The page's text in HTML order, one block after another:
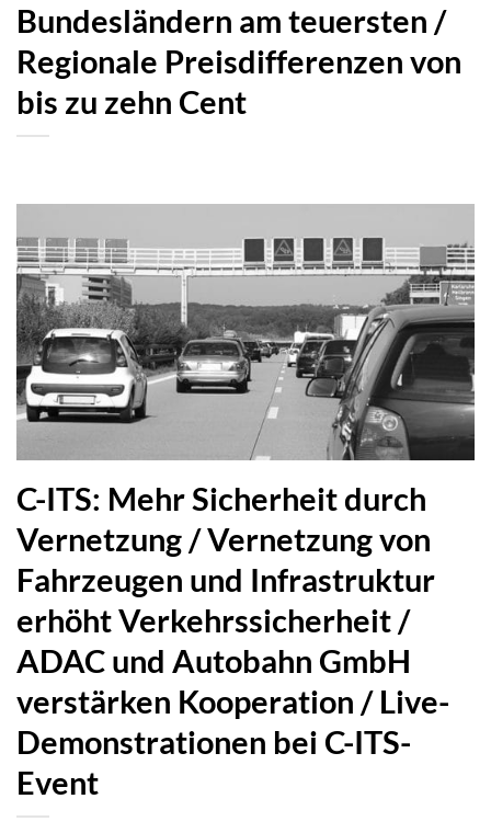
Bundesländern am teuersten /
Regionale Preisdifferenzen von
bis zu zehn Cent
C-ITS: Mehr Sicherheit durch
Vernetzung / Vernetzung von
Fahrzeugen und Infrastruktur
erhöht Verkehrssicherheit /
ADAC und Autobahn GmbH
verstärken Kooperation / Live-
Demonstrationen bei C-ITS-
Event